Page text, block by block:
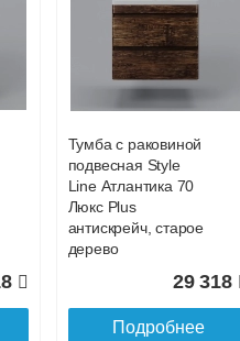
Тумба с раковиной
подвесная Style
Line Матис 70 ,
белый матовый
25 573
Подробнее
Тумба с раковиной
подвесная Style
Line Атлантика 70
Люкс Plus
антискрейч, старое
дерево
29 318
Подробнее